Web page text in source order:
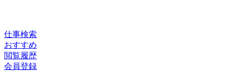
仕事検索
おすすめ
閲覧履歴
会員登録